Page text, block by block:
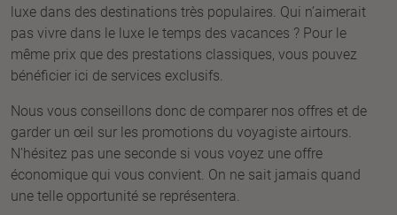
luxe dans des destinations très populaires. Qui n’aimerait
pas vivre dans le luxe le temps des vacances ? Pour le
même prix que des prestations classiques, vous pouvez
bénéficier ici de services exclusifs.
Nous vous conseillons donc de comparer nos offres et de
garder un œil sur les promotions du voyagiste airtours.
N’hésitez pas une seconde si vous voyez une offre
économique qui vous convient. On ne sait jamais quand
une telle opportunité se représentera.